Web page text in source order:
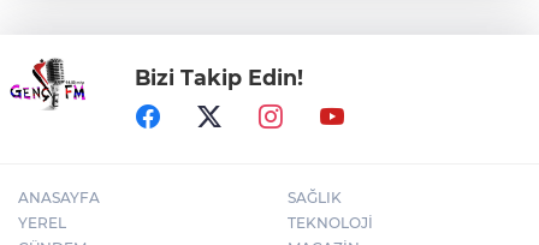
İzmir'de Konak Tramvayı’nda acil durum
tatbikatı
Bizi Takip Edin!
ANASAYFA
YEREL
SAĞLIK
TEKNOLOJİ